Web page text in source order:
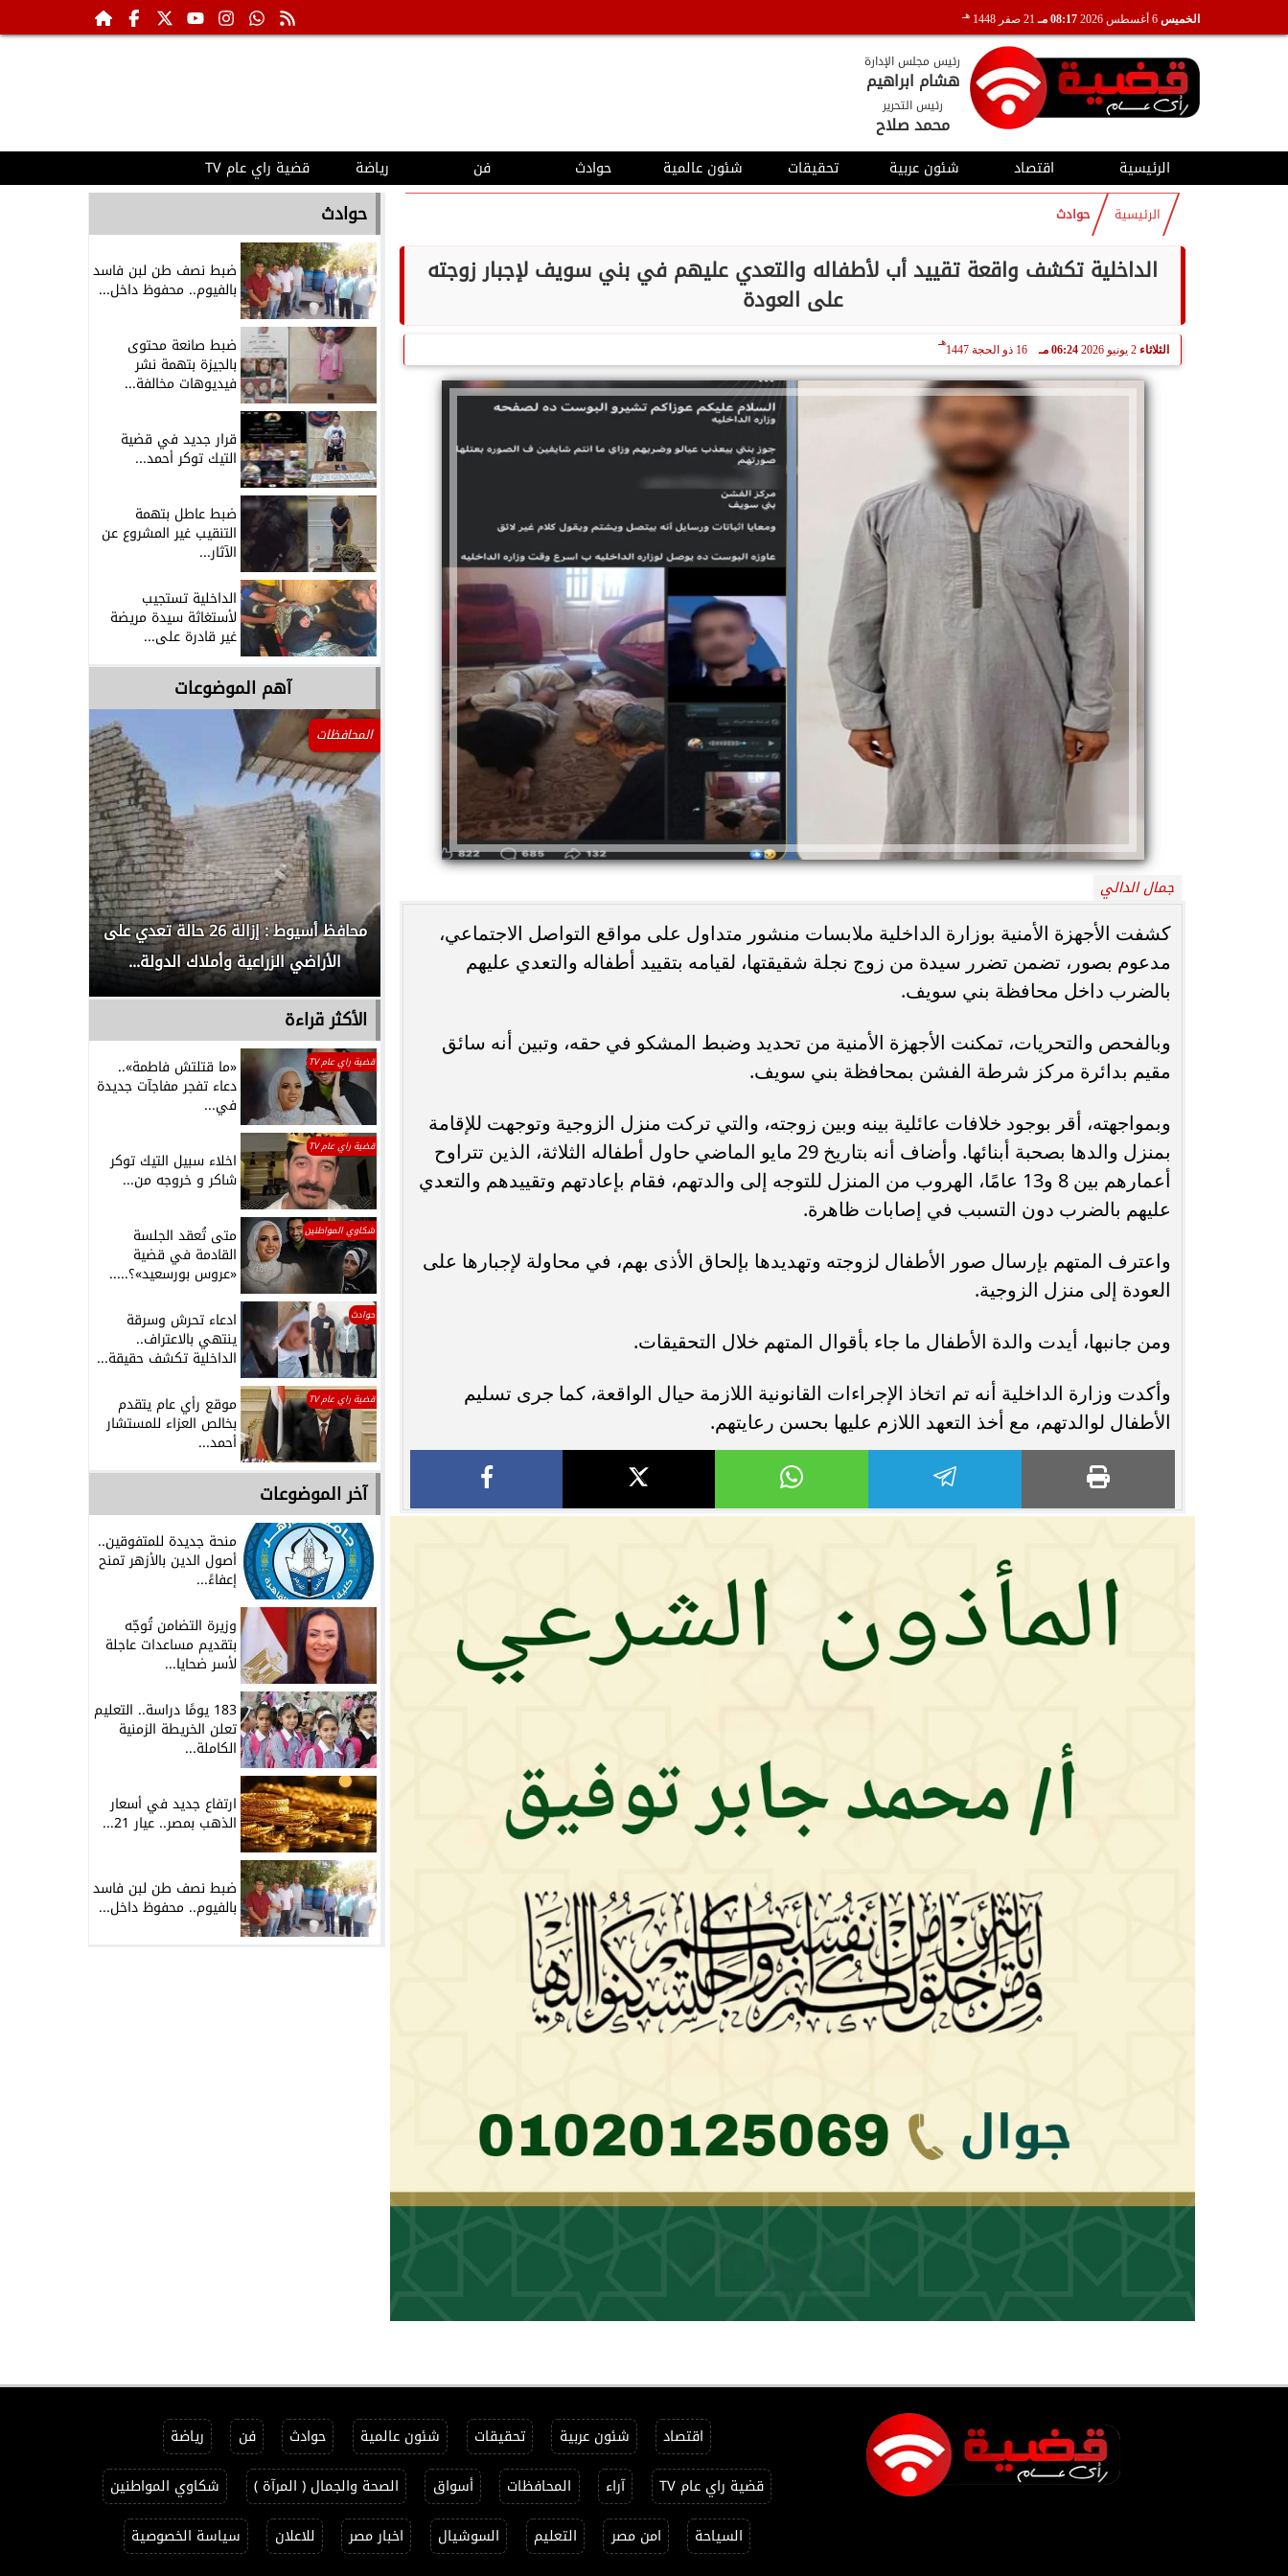
الخميس 08:17 مـ 21 صفر 1448 هـ
رئيس مجلس الإدارة
هشام ابراهيم
رئيس التحرير
محمد صلاح
الرئيسية اقتصاد شئون عربية تحقيقات شئون عالمية حوادث فن رياضة قضية راي عام TV
الرئيسية حوادث
الداخلية تكشف واقعة تقييد أب لأطفاله والتعدي عليهم في بني سويف لإجبار زوجته
على العودة
الثلاثاء 2 يونيو 2026 06:24 مـ 16 ذو الحجة 1447
هـ
جمال الدالي
كشفت الأجهزة الأمنية بوزارة الداخلية ملابسات منشور متداول على مواقع التواصل الاجتماعي،
مدعوم بصور، تضمن تضرر سيدة من زوج نجلة شقيقتها، لقيامه بتقييد أطفاله والتعدي عليهم
بالضرب داخل محافظة بني سويف.
وبالفحص والتحريات، تمكنت الأجهزة الأمنية من تحديد وضبط المشكو في حقه، وتبين أنه سائق
مقيم بدائرة مركز شرطة الفشن بمحافظة بني سويف.
وبمواجهته، أقر بوجود خلافات عائلية بينه وبين زوجته، والتي تركت منزل الزوجية وتوجهت للإقامة
بمنزل والدها بصحبة أبنائها. وأضاف أنه بتاريخ 29 مايو الماضي حاول أطفاله الثلاثة، الذين تتراوح
أعمارهم بين 8 و13 عامًا، الهروب من المنزل للتوجه إلى والدتهم، فقام بإعادتهم وتقييدهم والتعدي
عليهم بالضرب دون التسبب في إصابات ظاهرة.
واعترف المتهم بإرسال صور الأطفال لزوجته وتهديدها بإلحاق الأذى بهم، في محاولة لإجبارها على
العودة إلى منزل الزوجية.
ومن جانبها، أيدت والدة الأطفال ما جاء بأقوال المتهم خلال التحقيقات.
وأكدت وزارة الداخلية أنه تم اتخاذ الإجراءات القانونية اللازمة حيال الواقعة، كما جرى تسليم
الأطفال لوالدتهم، مع أخذ التعهد اللازم عليها بحسن رعايتهم.
حوادث
ضبط نصف طن لبن فاسد
بالفيوم.. محفوظ داخل...
ضبط صانعة محتوى
بالجيزة بتهمة نشر
فيديوهات مخالفة...
قرار جديد في قضية
التيك توكر أحمد...
ضبط عاطل بتهمة
التنقيب غير المشروع عن
الآثار...
الداخلية تستجيب
لأستغاثة سيدة مريضة
غير قادرة على...
آهم الموضوعات
محافظ أسيوط : حملات مكثفة لرفع
الإشغالات بحي شرق لإعادة الانضباط
وتحقيق...
رحلت في أثناء أداء رسالتها.. وفاة ممرضة
بمستشفى بني عبيد والأهالي ينعونها
محافظ القاهرة يعتمد جدول إمتحانات الدور
الثاني للعام الدراسي ٢٠٢٥...
المحافظات
محافظ أسيوط : إزالة 26 حالة تعدي على
الأراضي الزراعية وأملاك الدولة...
الأكثر قراءة
قضية راي عام TV «ما قتلتش فاطمة»..
دعاء تفجر مفاجآت جديدة
في...
قضية راي عام TV
اخلاء سبيل التيك توكر
شاكر و خروجه من...
شكاوي المواطنين متى تُعقد الجلسة
القادمة في قضية
«عروس بورسعيد»؟.....
حوادث ادعاء تحرش وسرقة
ينتهي بالاعتراف..
الداخلية تكشف حقيقة...
قضية راي عام TV موقع رأي عام يتقدم
بخالص العزاء للمستشار
أحمد...
آخر الموضوعات
منحة جديدة للمتفوقين..
أصول الدين بالأزهر تمنح
إعفاءً...
وزيرة التضامن تُوجّه
بتقديم مساعدات عاجلة
لأسر ضحايا...
183 يومًا دراسة.. التعليم
تعلن الخريطة الزمنية
الكاملة...
ارتفاع جديد في أسعار
الذهب بمصر.. عيار 21...
ضبط نصف طن لبن فاسد
بالفيوم.. محفوظ داخل...
اقتصاد شئون عربية تحقيقات شئون عالمية حوادث فن
رياضة
قضية راي عام TV
آراء المحافظات أسواق الصحة والجمال ( المرآة )
شكاوي المواطنين
السياحة
امن مصر التعليم السوشيال اخبار مصر للاعلان سياسة الخصوصية